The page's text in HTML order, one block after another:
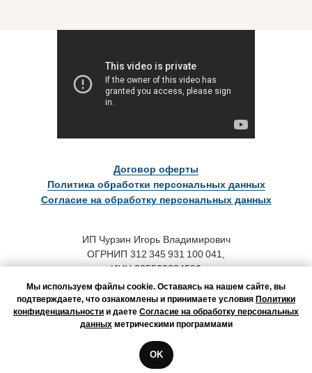
ИП Чурзин Игорь Владимирович
ОГРНИП 312 345 931 100 041,
ИНН 235503884590
Адрес для корреспонденции:
123458, г. Москва, а/я 46
Оператор персональных данных,
регистрационный номер в
реестре операторов
Роскомнадзора 34-22-009557
Согласие на обработку персональных данных
Политика обработки персональных данных
Договор оферты
Мы используем файлы cookie. Оставаясь на нашем сайте, вы
подтверждаете, что ознакомлены и принимаете условия Политики
конфиденциальности и даете Согласие на обработку персональных
данныхметрическими программами
OK